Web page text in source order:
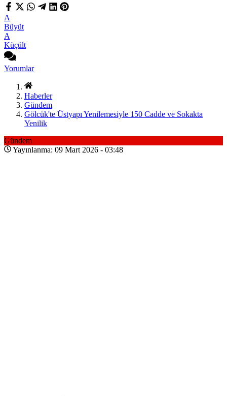
A
Büyüt
A
Küçült
Yorumlar
Haberler
Gündem
Gölcük'te Üstyapı Yenilemesiyle 150 Cadde ve Sokakta
Yenilik
Gündem
Yayınlanma: 09 Mart 2026 - 03:48